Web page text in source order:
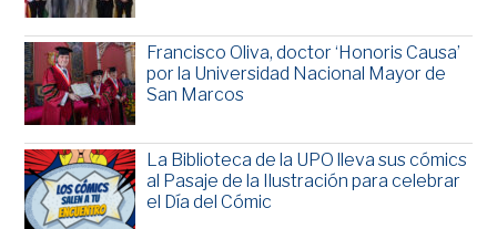
Francisco Oliva, doctor ‘Honoris Causa’
por la Universidad Nacional Mayor de
San Marcos
La Biblioteca de la UPO lleva sus cómics
al Pasaje de la Ilustración para celebrar
el Día del Cómic